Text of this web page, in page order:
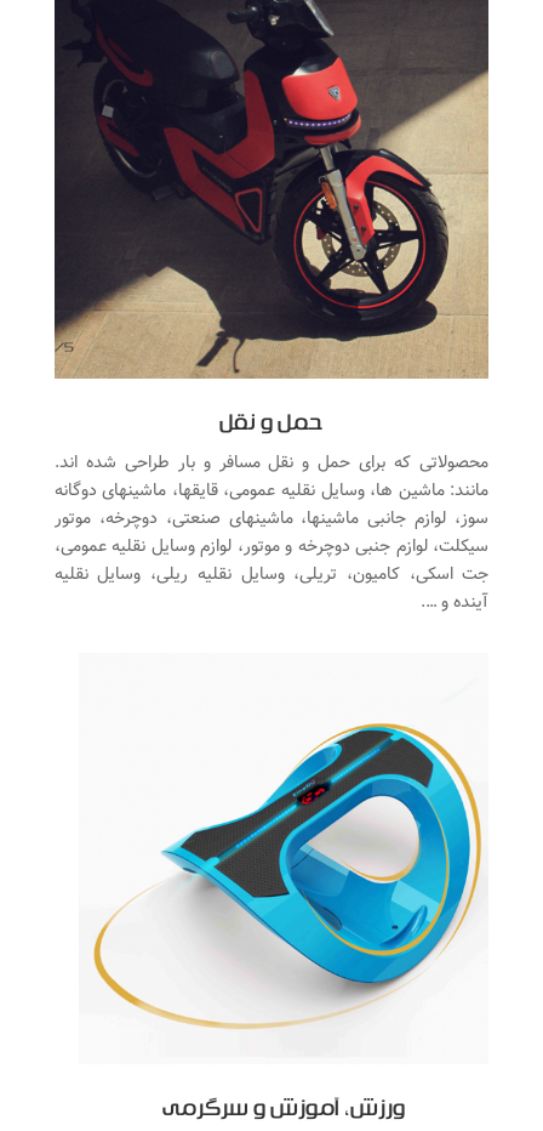
حمل و نقل
محصولاتی که برای حمل و نقل مسافر و بار طراحی شده اند.
مانند: ماشین ها، وسایل نقلیه عمومی، قایقها، ماشینهای دوگانه
سوز، لوازم جانبی ماشینها، ماشینهای صنعتی، دوچرخه، موتور
سیکلت، لوازم جنبی دوچرخه و موتور، لوازم وسایل نقلیه عمومی،
جت اسکی، کامیون، تریلی، وسایل نقلیه ریلی، وسایل نقلیه
آینده و ….
ورزش، آموزش و سرگرمی